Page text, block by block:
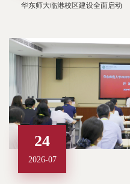
华东师大临港校区建设全面启动
24
2026-07